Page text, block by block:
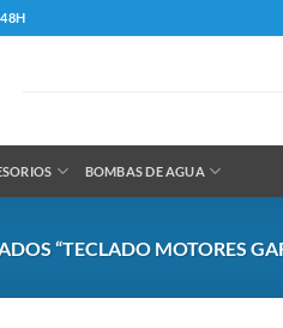
BOMBAS DE AGUA
“TECLADO MOTORES